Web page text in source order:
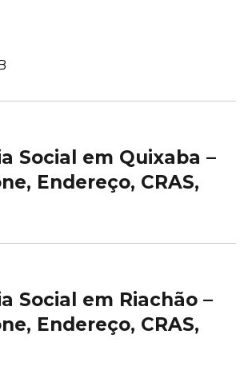
Social em Quixaba –
Endereço, CRAS,
Social em Riachão –
Endereço, CRAS,